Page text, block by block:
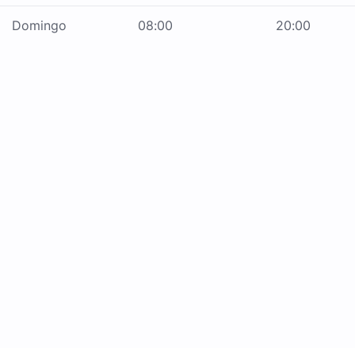
Domingo 08:00 20:00